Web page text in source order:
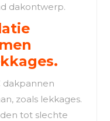
dakontwerp.
dakpannen
zoals lekkages.
tot slechte